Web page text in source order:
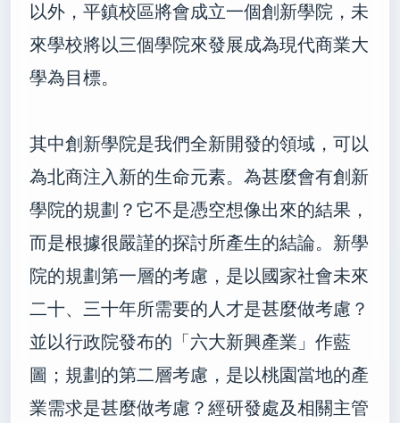
以外，平鎮校區將會成立一個創新學院，未
來學校將以三個學院來發展成為現代商業大
學為目標。
其中創新學院是我們全新開發的領域，可以
為北商注入新的生命元素。為甚麼會有創新
學院的規劃？它不是憑空想像出來的結果，
而是根據很嚴謹的探討所產生的結論。新學
院的規劃第一層的考慮，是以國家社會未來
二十、三十年所需要的人才是甚麼做考慮？
並以行政院發布的「六大新興產業」作藍
圖；規劃的第二層考慮，是以桃園當地的產
業需求是甚麼做考慮？經研發處及相關主管